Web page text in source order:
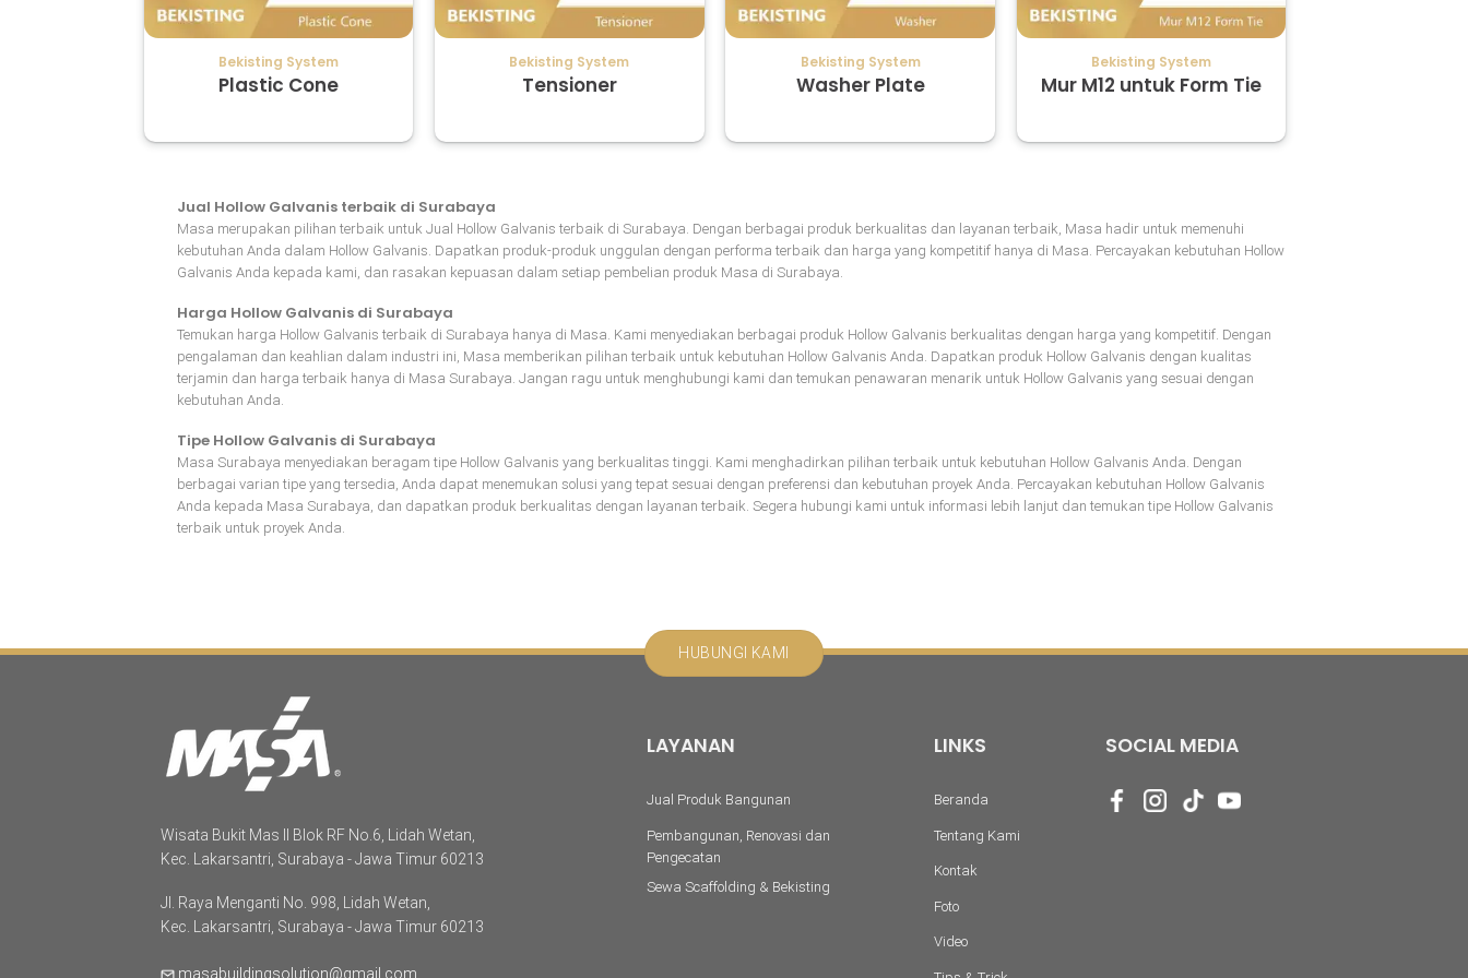
Bekisting System
Plastic Cone
Bekisting System
Tensioner
Bekisting System
Washer Plate
Bekisting System
Mur M12 untuk Form Tie
Jual Hollow Galvanis terbaik di Surabaya
Masa merupakan pilihan terbaik untuk Jual Hollow Galvanis terbaik di Surabaya. Dengan berbagai produk berkualitas dan layanan terbaik, Masa hadir untuk memenuhi
kebutuhan Anda dalam Hollow Galvanis. Dapatkan produk-produk unggulan dengan performa terbaik dan harga yang kompetitif hanya di Masa. Percayakan kebutuhan Hollow
Galvanis Anda kepada kami, dan rasakan kepuasan dalam setiap pembelian produk Masa di Surabaya.
Harga Hollow Galvanis di Surabaya
Temukan harga Hollow Galvanis terbaik di Surabaya hanya di Masa. Kami menyediakan berbagai produk Hollow Galvanis berkualitas dengan harga yang kompetitif. Dengan
pengalaman dan keahlian dalam industri ini, Masa memberikan pilihan terbaik untuk kebutuhan Hollow Galvanis Anda. Dapatkan produk Hollow Galvanis dengan kualitas
terjamin dan harga terbaik hanya di Masa Surabaya. Jangan ragu untuk menghubungi kami dan temukan penawaran menarik untuk Hollow Galvanis yang sesuai dengan
kebutuhan Anda.
Tipe Hollow Galvanis di Surabaya
Masa Surabaya menyediakan beragam tipe Hollow Galvanis yang berkualitas tinggi. Kami menghadirkan pilihan terbaik untuk kebutuhan Hollow Galvanis Anda. Dengan
berbagai varian tipe yang tersedia, Anda dapat menemukan solusi yang tepat sesuai dengan preferensi dan kebutuhan proyek Anda. Percayakan kebutuhan Hollow Galvanis
Anda kepada Masa Surabaya, dan dapatkan produk berkualitas dengan layanan terbaik. Segera hubungi kami untuk informasi lebih lanjut dan temukan tipe Hollow Galvanis
terbaik untuk proyek Anda.
Wisata Bukit Mas II Blok RF No.6, Lidah Wetan,
Kec. Lakarsantri, Surabaya - Jawa Timur 60213
Jl. Raya Menganti No. 998, Lidah Wetan,
Kec. Lakarsantri, Surabaya - Jawa Timur 60213
masabuildingsolution@gmail.com
LAYANAN
Jual Produk Bangunan
Pembangunan, Renovasi dan
Pengecatan
Sewa Scaffolding & Bekisting
LINKS
Beranda
Tentang Kami
Kontak
Foto
Video
SOCIAL MEDIA
HUBUNGI KAMI